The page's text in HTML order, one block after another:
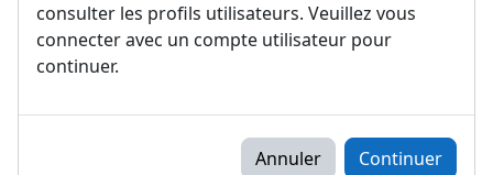
consulter les profils utilisateurs. Veuillez vous
connecter avec un compte utilisateur pour
continuer.
Annuler Continuer